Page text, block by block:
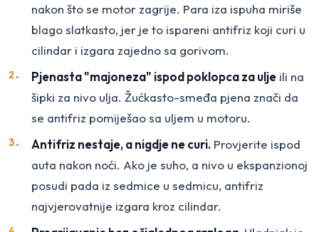
nakon što se motor zagrije. Para iza ispuha miriše
blago slatkasto, jer je to ispareni antifriz koji curi u
cilindar i izgara zajedno sa gorivom.
Pjenasta "majoneza" ispod poklopca za ulje ili na
šipki za nivo ulja. Žućkasto-smeđa pjena znači da
se antifriz pomiješao sa uljem u motoru.
Antifriz nestaje, a nigdje ne curi. Provjerite ispod
auta nakon noći. Ako je suho, a nivo u ekspanzionoj
posudi pada iz sedmice u sedmicu, antifriz
najvjerovatnije izgara kroz cilindar.